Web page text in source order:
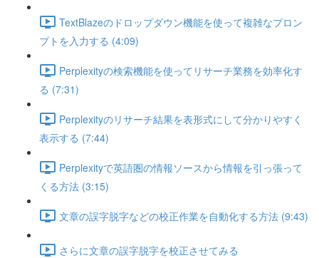
TextBlazeのドロップダウン機能を使って複雑なプロン
プトを入力する (4:09)
Perplexityの検索機能を使ってリサーチ業務を効率化す
る (7:31)
Perplexityのリサーチ結果を表形式にして分かりやすく
表示する (7:44)
Perplexityで英語圏の情報ソースから情報を引っ張って
くる方法 (3:15)
文章の誤字脱字などの校正作業を自動化する方法 (9:43)
さらに文章の誤字脱字を校正させてみる